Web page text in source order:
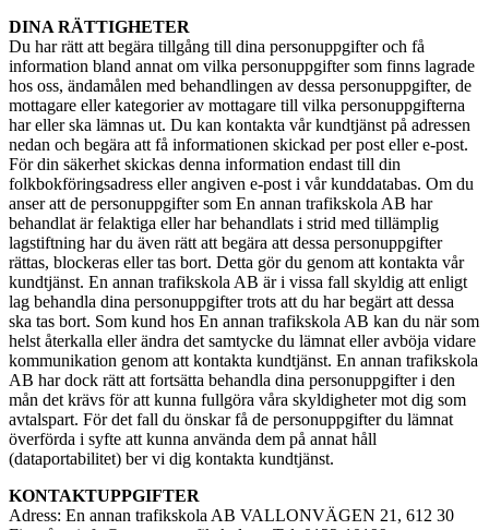
DINA RÄTTIGHETER
Du har rätt att begära tillgång till dina personuppgifter och få
information bland annat om vilka personuppgifter som finns lagrade
hos oss, ändamålen med behandlingen av dessa personuppgifter, de
mottagare eller kategorier av mottagare till vilka personuppgifterna
har eller ska lämnas ut. Du kan kontakta vår kundtjänst på adressen
nedan och begära att få informationen skickad per post eller e-post.
För din säkerhet skickas denna information endast till din
folkbokföringsadress eller angiven e-post i vår kunddatabas. Om du
anser att de personuppgifter som En annan trafikskola AB har
behandlat är felaktiga eller har behandlats i strid med tillämplig
lagstiftning har du även rätt att begära att dessa personuppgifter
rättas, blockeras eller tas bort. Detta gör du genom att kontakta vår
kundtjänst. En annan trafikskola AB är i vissa fall skyldig att enligt
lag behandla dina personuppgifter trots att du har begärt att dessa
ska tas bort. Som kund hos En annan trafikskola AB kan du när som
helst återkalla eller ändra det samtycke du lämnat eller avböja vidare
kommunikation genom att kontakta kundtjänst. En annan trafikskola
AB har dock rätt att fortsätta behandla dina personuppgifter i den
mån det krävs för att kunna fullgöra våra skyldigheter mot dig som
avtalspart. För det fall du önskar få de personuppgifter du lämnat
överförda i syfte att kunna använda dem på annat håll
(dataportabilitet) ber vi dig kontakta kundtjänst.
KONTAKTUPPGIFTER
Adress: En annan trafikskola AB VALLONVÄGEN 21, 612 30